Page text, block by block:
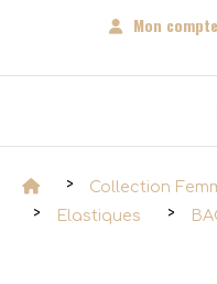
Mon compte
Collection
Elastiques